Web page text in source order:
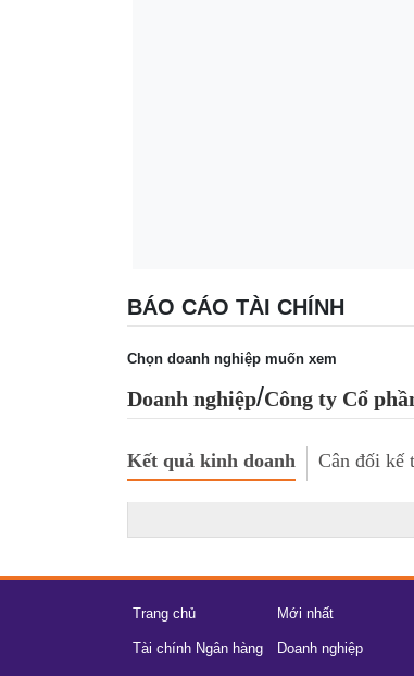
BÁO CÁO TÀI CHÍNH
Chọn doanh nghiệp muốn xem
Doanh nghiệp/Công ty Cổ
Kết quả kinh doanh Cân đối kế
Trang chủ Mới nhất
Tài chính Ngân hàng Doanh nghiệp